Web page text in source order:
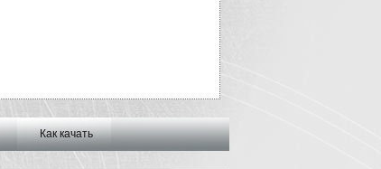
Как качать